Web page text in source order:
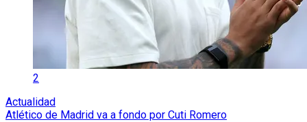
2
Actualidad
Atlético de Madrid va a fondo por Cuti Romero